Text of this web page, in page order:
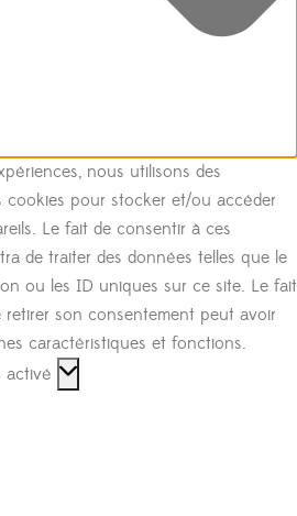
nous utilisons des
cookies pour stocker et/ou accéder
Le fait de consentir à ces
de traiter des données telles que le
ou les ID uniques sur ce site. Le fait
son consentement peut avoir
caractéristiques et fonctions.
activé